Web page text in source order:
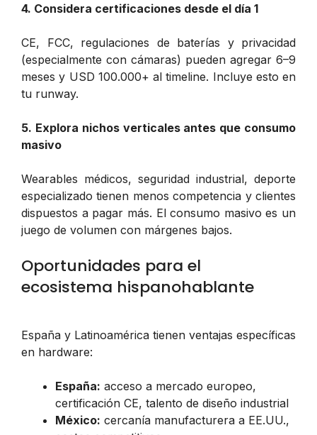
4. Considera certificaciones desde el día 1
CE, FCC, regulaciones de baterías y privacidad
(especialmente con cámaras) pueden agregar 6–9
meses y USD 100.000+ al timeline. Incluye esto en
tu runway.
5. Explora nichos verticales antes que consumo
masivo
Wearables médicos, seguridad industrial, deporte
especializado tienen menos competencia y clientes
dispuestos a pagar más. El consumo masivo es un
juego de volumen con márgenes bajos.
Oportunidades para el
ecosistema hispanohablante
España y Latinoamérica tienen ventajas específicas
en hardware:
España: acceso a mercado europeo,
certificación CE, talento de diseño industrial
México: cercanía manufacturera a EE.UU.,